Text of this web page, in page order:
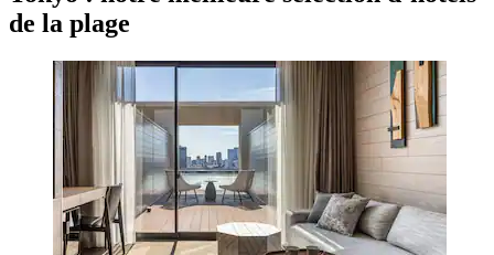
de la plage